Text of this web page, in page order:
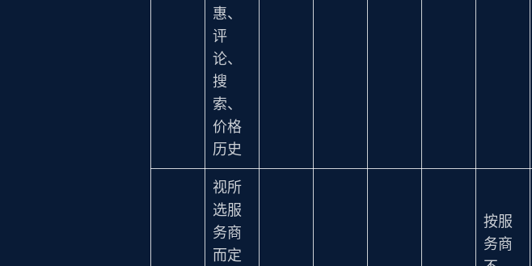
惠、
评
论、
搜
索、
价格
历史
视所
选服
务商
而定
按服
务商